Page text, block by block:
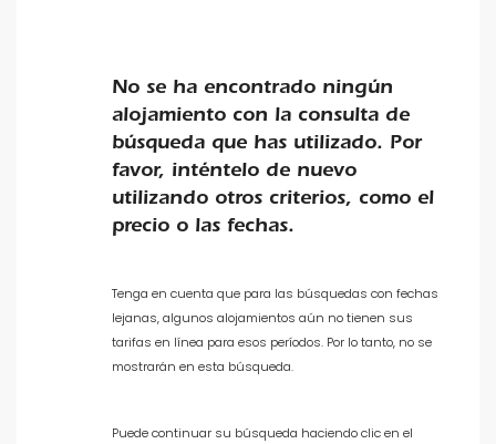
Opciones
Distancias
No se ha encontrado ningún
alojamiento con la consulta de
búsqueda que has utilizado. Por
favor, inténtelo de nuevo
utilizando otros criterios, como el
precio o las fechas.
Tenga en cuenta que para las búsquedas con fechas
lejanas, algunos alojamientos aún no tienen sus
tarifas en línea para esos períodos. Por lo tanto, no se
mostrarán en esta búsqueda.
Puede continuar su búsqueda haciendo clic en el